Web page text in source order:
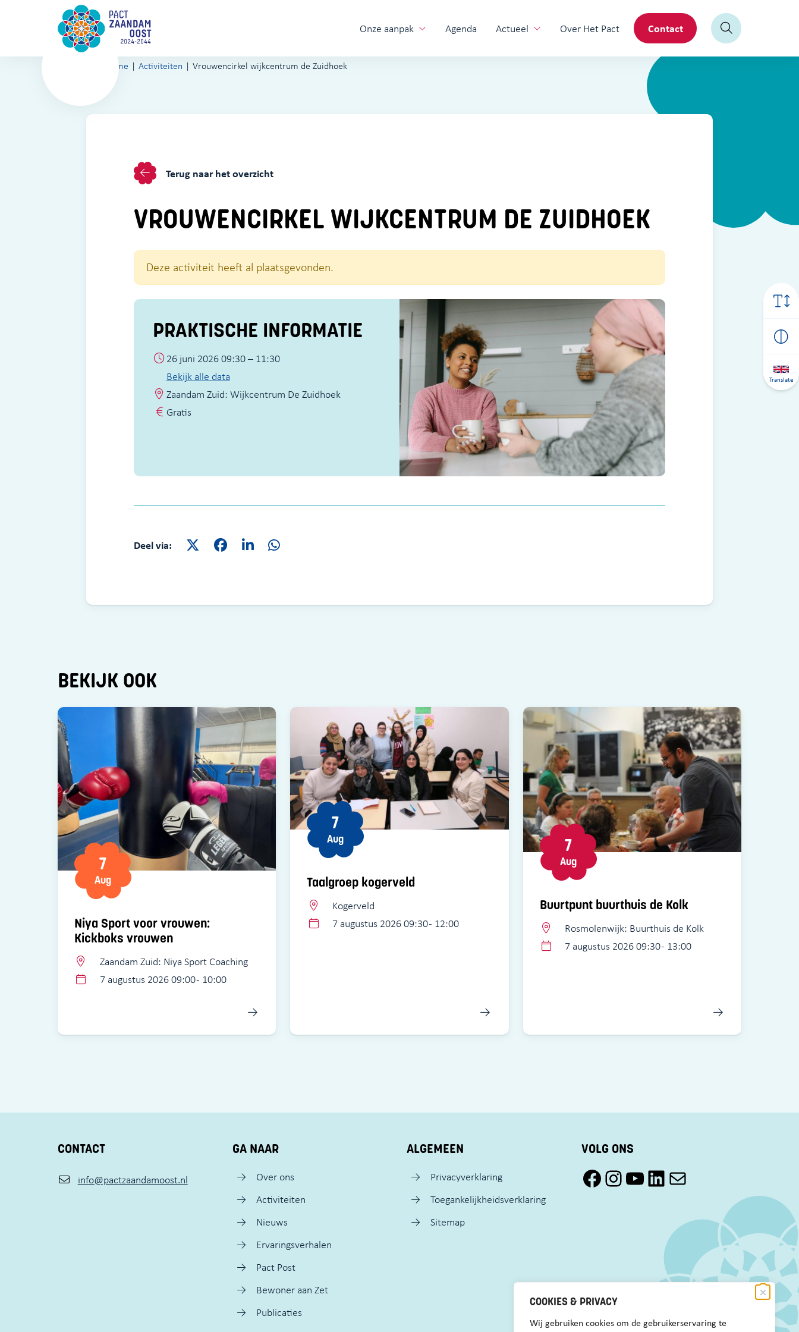
COOKIES & PRIVACY
Wij gebruiken cookies om de gebruikerservaring te
Onze aanpak Agenda Actueel Over Het Pact Contact
Translate
Home Activiteiten Vrouwencirkel wijkcentrum de Zuidhoek
Terug naar het overzicht
VROUWENCIRKEL WIJKCENTRUM DE ZUIDHOEK
Deze activiteit heeft al plaatsgevonden.
PRAKTISCHE INFORMATIE
26 juni 2026 09:30 – 11:30
Bekijk alle data
Zaandam Zuid: Wijkcentrum De Zuidhoek
Gratis
Deel via:
BEKIJK OOK
Niya Sport voor vrouwen:
Kickboks vrouwen
7
Aug
Zaandam Zuid: Niya Sport Coaching
7 augustus 2026 09:00 - 10:00
Taalgroep kogerveld
7
Aug
Kogerveld
7 augustus 2026 09:30 - 12:00
Buurtpunt buurthuis de Kolk
7
Aug
Rosmolenwijk: Buurthuis de Kolk
7 augustus 2026 09:30 - 13:00
CONTACT
info@pactzaandamoost.nl
GA NAAR
Over ons
Activiteiten
Nieuws
Ervaringsverhalen
Pact Post
Bewoner aan Zet
Publicaties
ALGEMEEN
Privacyverklaring
Toegankelijkheidsverklaring
Sitemap
VOLG ONS
Facebook Pact Zaandam OostInstagram Pact Zaandam OostYouTube Pact Zaandam OostLinkedIn
Mail